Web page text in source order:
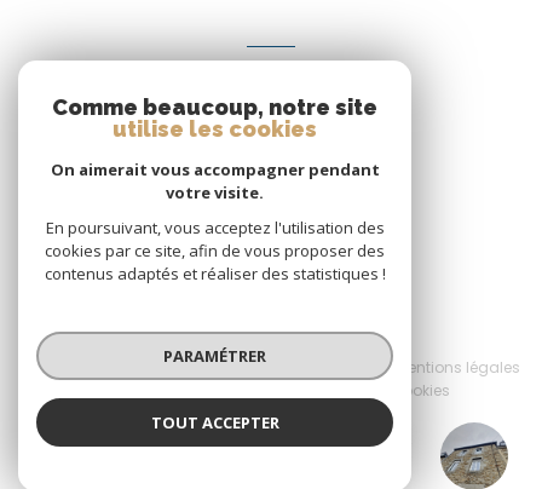
XL IMMOBILIER
VOTRE ESPACE
Espace propriétaire
SE CONNECTER
© 2026 | Tous droits réservés
Nos honoraires
Nos partenaires
Mentions légales
Cookies
Comme beaucoup, notre site
utilise les cookies
On aimerait vous accompagner pendant
votre visite.
En poursuivant, vous acceptez l'utilisation des
cookies par ce site, afin de vous proposer des
contenus adaptés et réaliser des statistiques !
PARAMÉTRER
TOUT ACCEPTER